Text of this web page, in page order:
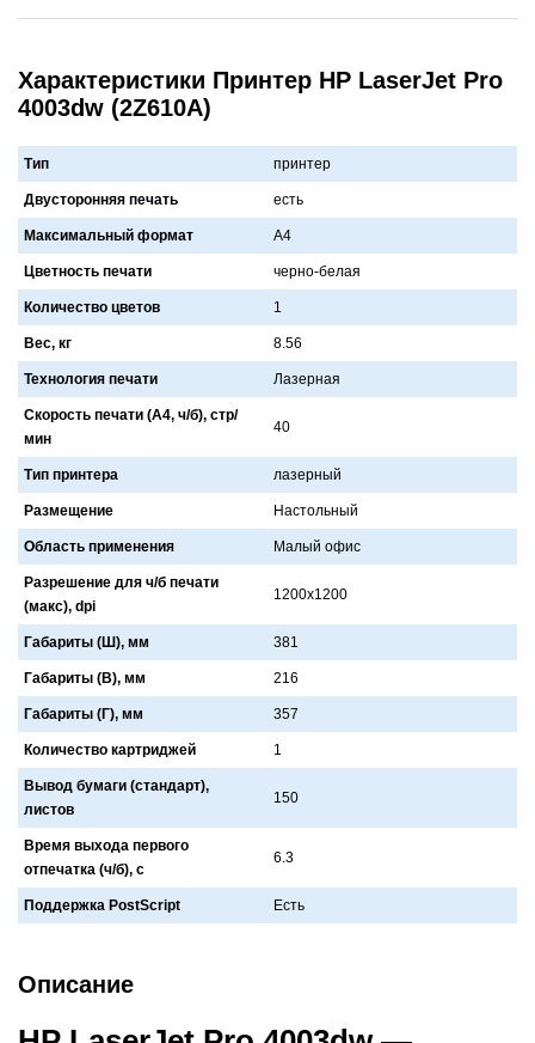
Характеристики Принтер HP LaserJet Pro
4003dw (2Z610A)
Тип принтер
Двусторонняя печать есть
Максимальный формат A4
Цветность печати черно-белaя
Количество цветов 1
Вес, кг 8.56
Технология печати Лaзернaя
Скорость печати (А4, ч/б), стр/
мин
40
Тип принтера лaзерный
Размещение Нaстольный
Область применения Мaлый офис
Разрешение для ч/б печати
(макс), dpi
1200х1200
Габариты (Ш), мм 381
Габариты (В), мм 216
Габариты (Г), мм 357
Количество картриджей 1
Вывод бумаги (стандарт),
листов
150
Время выхода первого
отпечатка (ч/б), с
6.3
Поддержка PostScript Есть
Описание